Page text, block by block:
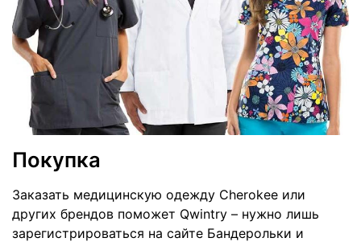
Покупка
Заказать медицинскую одежду Cherokee или
других брендов поможет Qwintry – нужно лишь
зарегистрироваться на сайте Бандерольки и